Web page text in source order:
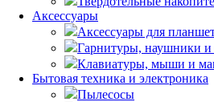
Аксессуары
Аксессуары для
Гарнитуры, наушники
Клавиатуры, мыши и
Бытовая техника и электроника
Пылесосы